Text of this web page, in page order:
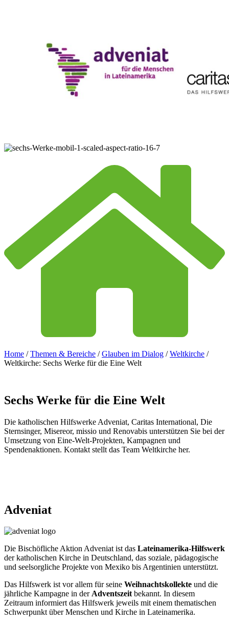
Home /Themen & Bereiche /Glauben im Dialog /Weltkirche /
Weltkirche: Sechs Werke für die Eine Welt
Sechs Werke für die Eine Welt
Die katholischen Hilfswerke Adveniat, Caritas International, Die
Sternsinger, Misereor, missio und Renovabis unterstützen Sie bei der
Umsetzung von Eine-Welt-Projekten, Kampagnen und
Spendenaktionen. Kontakt stellt das Team Weltkirche her.
Adveniat
Die Bischöfliche Aktion Adveniat ist das Lateinamerika-Hilfswerk
der katholischen Kirche in Deutschland, das soziale, pädagogische
und seelsorgliche Projekte von Mexiko bis Argentinien unterstützt.
Das Hilfswerk ist vor allem für seine Weihnachtskollekte und die
jährliche Kampagne in derAdventszeitbekannt. In diesem
Zeitraum informiert das Hilfswerk jeweils mit einem thematischen
Schwerpunkt über Menschen und Kirche in Lateinamerika.